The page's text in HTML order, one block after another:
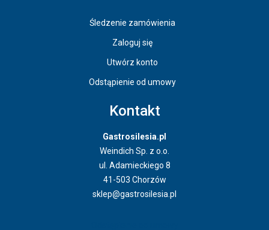
Śledzenie zamówienia
Zaloguj się
Utwórz konto
Odstąpienie od umowy
Kontakt
Gastrosilesia.pl
Weindich Sp. z o.o.
ul. Adamieckiego 8
41-503 Chorzów
sklep@gastrosilesia.pl